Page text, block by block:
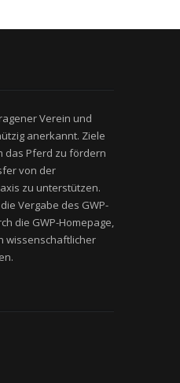
Verein und
anerkannt. Ziele
das Pferd zu fördern
von der
zu unterstützen.
Vergabe des GWP-
die GWP-Homepage,
wissenschaftlicher